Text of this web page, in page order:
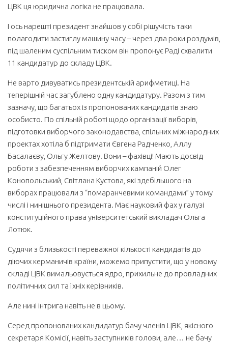
ЦВК ця юридична логіка не працювала.
І ось нарешті президент знайшов у собі рішучість таки
полагодити застиглу машину часу – через два роки роздумів,
під шаленим суспільним тиском він пропонує Раді схвалити
11 кандидатур до складу ЦВК.
Не варто дивуватись президентській арифметиці. На
теперішній час загублено одну кандидатуру. Разом з тим
зазначу, що багатьох із пропонованих кандидатів знаю
особисто. По спільній роботі щодо організації виборів,
підготовки виборчого законодавства, спільних міжнародних
проектах хотіла б підтримати Євгена Радченко, Аллу
Басалаєву, Ольгу Желтову. Вони – фахівці! Мають досвід
роботи з забезпеченням виборчих кампаній Олег
Конопольський, Світлана Кустова, які здебільшого на
виборах працювали з “помаранчевими командами” у тому
числі і нинішнього президента. Має науковий фах у галузі
конституційного права університетський викладач Ольга
Лотюк.
Судячи з близькості переважної кількості кандидатів до
діючих керманичів країни, можемо припустити, що у новому
складі ЦВК вимальовується ядро, прихильне до провладних
політичних сил та їхніх керівників.
Але нині інтрига навіть не в цьому.
Серед пропонованих кандидатур бачу членів ЦВК, якісного
секретаря Комісії, навіть заступників голови, але… не бачу